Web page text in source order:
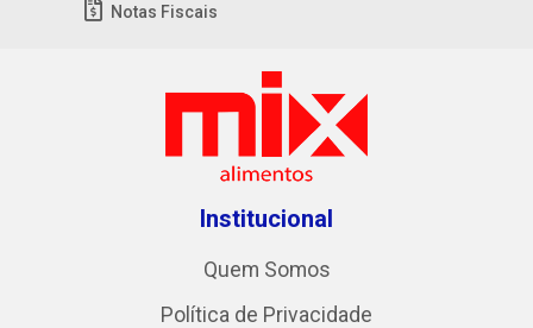
Notas Fiscais
Institucional
Quem Somos
Política de Privacidade